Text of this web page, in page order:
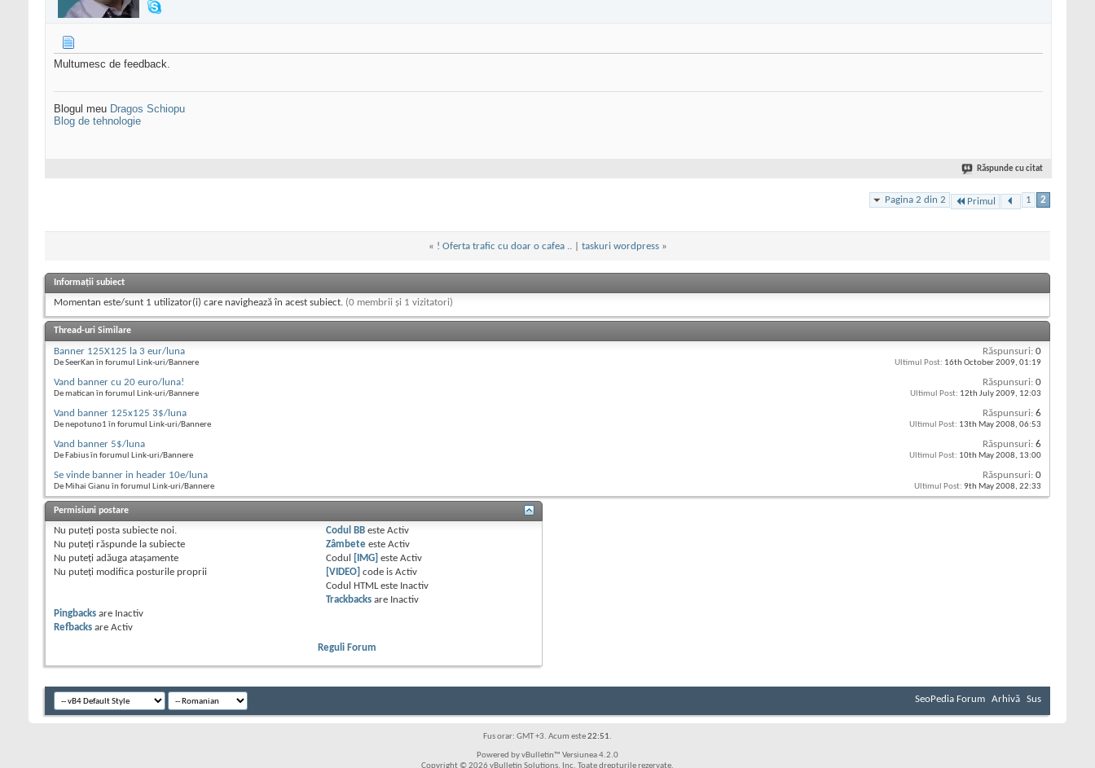
Multumesc de feedback.
Blogul meu Dragos Schiopu
Blog de tehnologie
Răspunde cu citat
Pagina 2 din 2 Primul 1 2
« ! Oferta trafic cu doar o cafea ..| taskuri wordpress »
Informații subiect
Momentan este/sunt 1 utilizator(i) care navighează în acest subiect. (0 membrii și 1 vizitatori)
Thread-uri Similare
Banner 125X125 la 3 eur/luna
De SeerKan în forumul Link-uri/Bannere
Răspunsuri: 0
Ultimul Post: 16th October 2009, 01:19
Vand banner cu 20 euro/luna!
De matican în forumul Link-uri/Bannere
Răspunsuri: 0
Ultimul Post: 12th July 2009, 12:03
Vand banner 125x125 3$/luna
De nepotuno1 în forumul Link-uri/Bannere
Răspunsuri: 6
Ultimul Post: 13th May 2008, 06:53
Vand banner 5$/luna
De Fabius în forumul Link-uri/Bannere
Răspunsuri: 6
Ultimul Post: 10th May 2008, 13:00
Se vinde banner in header 10e/luna
De Mihai Gianu în forumul Link-uri/Bannere
Răspunsuri: 0
Ultimul Post: 9th May 2008, 22:33
Permisiuni postare
Nu puteţi posta subiecte noi.
Nu puteţi răspunde la subiecte
Nu puteţi adăuga ataşamente
Nu puteţi modifica posturile proprii
Codul BB esteActiv
Zâmbete esteActiv
Codul
[IMG] esteActiv
[VIDEO] code isActiv
Codul HTML este Inactiv
Trackbacks are Inactiv
Pingbacks are Inactiv
Refbacks are Activ
Reguli Forum
SeoPedia Forum Arhivă Sus
Fus orar: GMT +3. Acum este22:51.
Powered by vBulletin™ Versiunea 4.2.0
Copyright © 2026 vBulletin Solutions, Inc. Toate drepturile rezervate.